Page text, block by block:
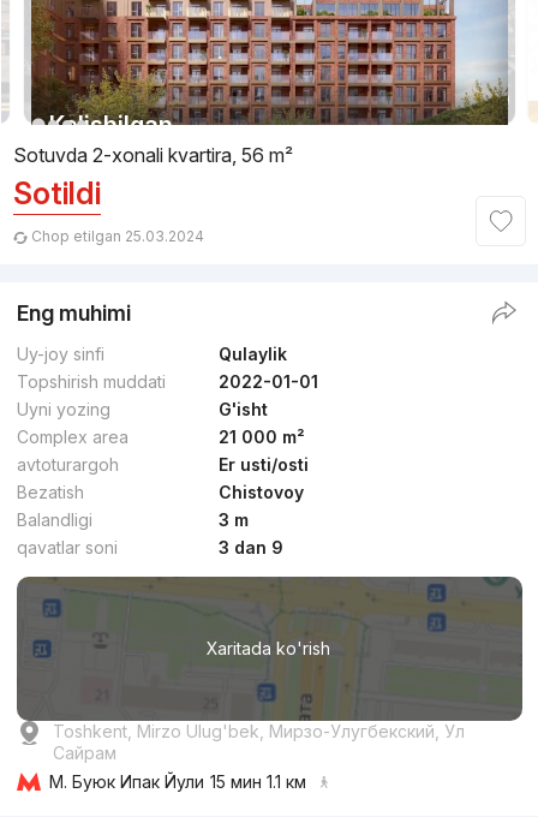
Kelishilgan
Topshirilishi 1kv 2028
TJ «Saadiyat»
dan сўм/m²
5
Topshirildi 2025,Golden House
TJ «OzMahal»
+998 (78) 113...
Biznes
1/7
Sotuvda 2-xonali kvartira, 56 m²
Sotildi
Chop etilgan 25.03.2024
Eng muhimi
Uy-joy sinfi
Qulaylik
Topshirish muddati
2022-01-01
Uyni yozing
G'isht
Complex area
21 000 m²
avtoturargoh
Er usti/osti
Bezatish
Chistovoy
Balandligi
3 m
qavatlar soni
3 dan 9
Xaritada ko'rish
Toshkent, Mirzo Ulug'bek, Мирзо-Улугбекский, Ул
Сайрам
М. Буюк Ипак Йули 15 мин 1.1 км